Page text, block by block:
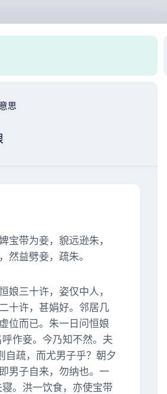
思
宝带为妾，貌远逊朱，
然益劈妾，疏朱。
娘三十许，姿仅中人，
十许，甚娟好。邻居几
位而已。朱一日问恒娘
作妾。今乃知不然。夫
自疏，而尤男子乎？朝夕
男子自来，勿纳也。一
。洪一饮食，亦使宝带